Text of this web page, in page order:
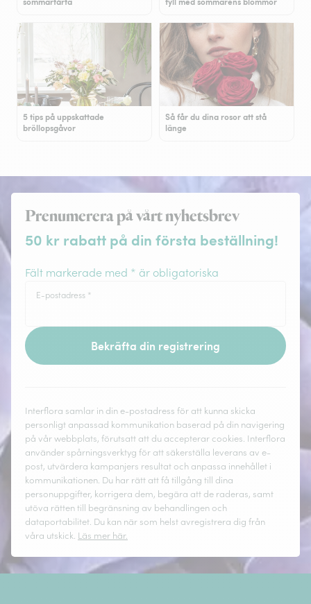
5 tips på uppskattade
bröllopsgåvor
Så får du dina rosor att stå
länge
Prenumerera på vårt nyhetsbrev
50 kr rabatt på din första beställning!
Fält markerade med * är obligatoriska
E-postadress *
Bekräfta din registrering
Interflora samlar in din e-postadress för att kunna skicka
personligt anpassad kommunikation baserad på din navigering
på vår webbplats, förutsatt att du accepterar cookies. Interflora
använder spårningsverktyg för att säkerställa leverans av e-
post, utvärdera kampanjers resultat och anpassa innehållet i
kommunikationen. Du har rätt att få tillgång till dina
personuppgifter, korrigera dem, begära att de raderas, samt
utöva rätten till begränsning av behandlingen och
dataportabilitet. Du kan när som helst avregistrera dig från
våra utskick. Läs mer här.